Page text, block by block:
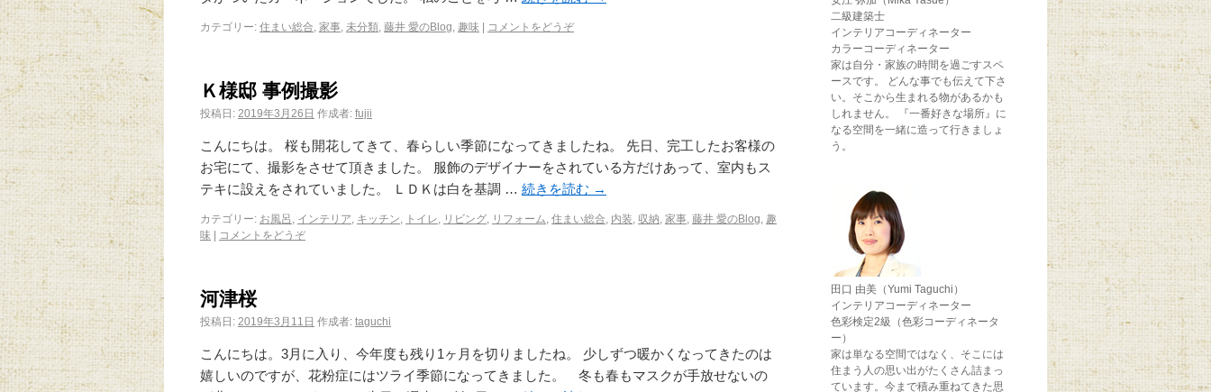
カテゴリー: 住まい総合, 家事, 未分類, 藤井 愛のBlog, 趣味 コメントをどうぞ
Ｋ様邸 事例撮影
投稿日: 2019年3月26日 作成者: fujii
こんにちは。 桜も開花してきて、春らしい季節になってきましたね。 先日、完工したお客様の
お宅にて、撮影をさせて頂きました。 服飾のデザイナーをされている方だけあって、室内もス
テキに設えをされていました。 ＬＤＫは白を基調 … 続きを読む →
カテゴリー: お風呂 , インテリア, キッチン, トイレ, リビング, リフォーム, 住まい総合, 内装, 収納, 家事, 藤井 愛のBlog, 趣
味
コメントをどうぞ
河津桜
投稿日: 2019年3月11日 作成者: taguchi
こんにちは。3月に入り、今年度も残り1ヶ月を切りましたね。 少しずつ暖かくなってきたのは
嬉しいのですが、花粉症にはツライ季節になってきました。 冬も春もマスクが手放せないの
二級建築士
インテリアコーディネーター
カラーコーディネーター
家は自分・家族の時間を過ごすスペ
ースです。 どんな事でも伝えて下さ
い。そこから生まれる物があるかも
しれません。 『一番好きな場所』に
なる空間を一緒に造って行きましょ
う。
田口 由美（Yumi Taguchi）
インテリアコーディネーター
色彩検定2級（色彩コーディネータ
ー）
家は単なる空間ではなく、そこには
住まう人の思い出がたくさん詰まっ
ています。今まで積み重ねてきた思